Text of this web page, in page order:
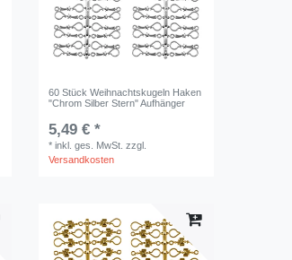
60 Stück Weihnachtskugeln Haken
"Chrom Silber Stern" Aufhänger
5,49 € *
*inkl. ges. MwSt. zzgl.
Versandkosten